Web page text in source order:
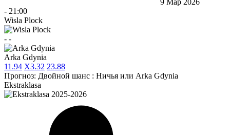
- 21:00
Wisla Plock
- -
Arka Gdynia
11.94 X3.32 23.88
Прогноз: Двойной шанс : Ничья или Arka Gdynia
Ekstraklasa